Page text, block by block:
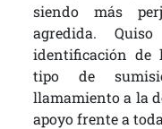
siendo más
agredida.
identificación de
tipo de
llamamiento a la
apoyo frente a